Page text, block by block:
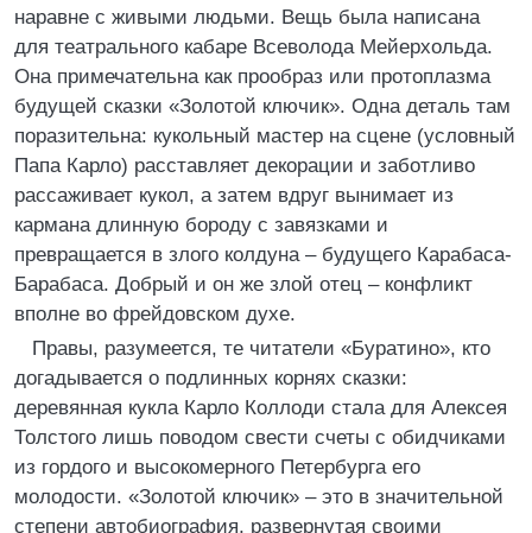
наравне с живыми людьми. Вещь была написана
для театрального кабаре Всеволода Мейерхольда.
Она примечательна как прообраз или протоплазма
будущей сказки «Золотой ключик». Одна деталь там
поразительна: кукольный мастер на сцене (условный
Папа Карло) расставляет декорации и заботливо
рассаживает кукол, а затем вдруг вынимает из
кармана длинную бороду с завязками и
превращается в злого колдуна – будущего Карабаса-
Барабаса. Добрый и он же злой отец – конфликт
вполне во фрейдовском духе.
Правы, разумеется, те читатели «Буратино», кто
догадывается о подлинных корнях сказки:
деревянная кукла Карло Коллоди стала для Алексея
Толстого лишь поводом свести счеты с обидчиками
из гордого и высокомерного Петербурга его
молодости. «Золотой ключик» – это в значительной
степени автобиография, развернутая своими